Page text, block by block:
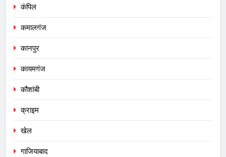
कंपिल
कमालगंज
कानपुर
कायमगंज
कौशांबी
क्राइम
खेल
गाजियाबाद